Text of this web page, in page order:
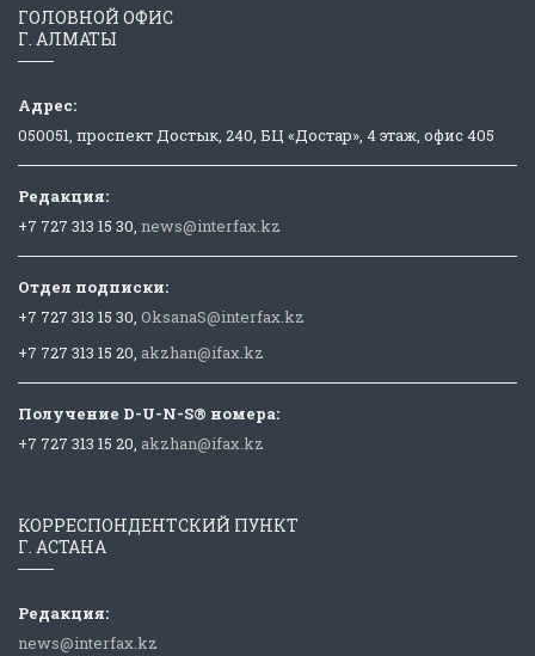
ГОЛОВНОЙ ОФИС
Г. АЛМАТЫ
Адрес:
050051, проспект Достык, 240, БЦ «Достар», 4 этаж, офис 405
Редакция:
+7 727 313 15 30, news@interfax.kz
Отдел подписки:
+7 727 313 15 30, OksanaS@interfax.kz
+7 727 313 15 20, akzhan@ifax.kz
Получение D-U-N-S® номера:
+7 727 313 15 20, akzhan@ifax.kz
КОРРЕСПОНДЕНТСКИЙ ПУНКТ
Г. АСТАНА
Редакция:
news@interfax.kz